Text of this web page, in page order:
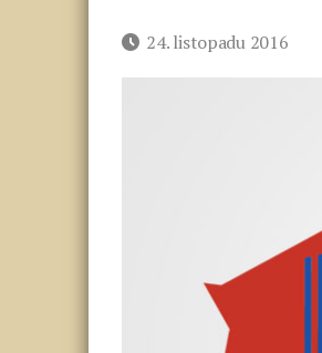
Datum24. listopadu 2016